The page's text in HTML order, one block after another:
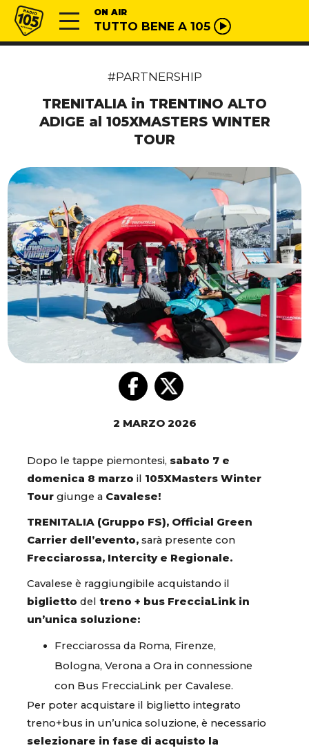
Vai al contenuto
Radio 105 ON AIR
TUTTO BENE A 105
#PARTNERSHIP
TRENITALIA in TRENTINO ALTO
ADIGE al 105XMASTERS WINTER
TOUR
2 MARZO 2026
Dopo le tappe piemontesi, sabato 7 e
domenica 8 marzo il 105XMasters Winter
Tour giunge a Cavalese!
TRENITALIA (Gruppo FS), Official Green
Carrier dell’evento, sarà presente con
Frecciarossa, Intercity e Regionale.
Cavalese è raggiungibile acquistando il
biglietto del treno + bus FrecciaLink in
un’unica soluzione:
Frecciarossa da Roma, Firenze,
Bologna, Verona a Ora in connessione
con Bus FrecciaLink per Cavalese.
Per poter acquistare il biglietto integrato
treno+bus in un’unica soluzione, è necessario
selezionare in fase di acquisto la